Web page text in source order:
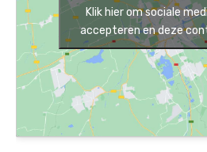
Klik hier om sociale
accepteren en deze